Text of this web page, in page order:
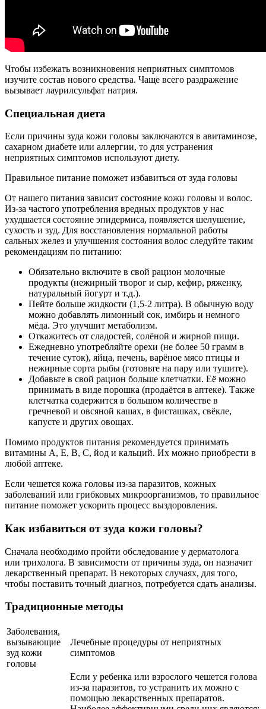
Чтобы избежать возникновения неприятных симптомов
изучите состав нового средства. Чаще всего раздражение
вызывает лаурилсульфат натрия.
Специальная диета
Если причины зуда кожи головы заключаются в авитаминозе,
сахарном диабете или аллергии, то для устранения
неприятных симптомов используют диету.
Правильное питание поможет избавиться от зуда головы
От нашего питания зависит состояние кожи головы и волос.
Из-за частого употребления вредных продуктов у нас
ухудшается состояние эпидермиса, появляется шелушение,
сухость и зуд. Для восстановления нормальной работы
сальных желез и улучшения состояния волос следуйте таким
рекомендациям по питанию:
Обязательно включите в свой рацион молочные
продукты (нежирный творог и сыр, кефир, ряженку,
натуральный йогурт и т.д.).
Пейте больше жидкости (1,5-2 литра). В обычную воду
можно добавлять лимонный сок, имбирь и немного
мёда. Это улучшит метаболизм.
Откажитесь от сладостей, солёной и жирной пищи.
Ежедневно употребляйте орехи (не более 50 грамм в
течение суток), яйца, печень, варёное мясо птицы и
нежирные сорта рыбы (готовьте на пару или тушите).
Добавьте в свой рацион больше клетчатки. Её можно
принимать в виде порошка (продаётся в аптеке). Также
клетчатка содержится в большом количестве в
гречневой и овсяной кашах, в фисташках, свёкле,
капусте и других овощах.
Помимо продуктов питания рекомендуется принимать
витамины A, E, B, C, йод и кальций. Их можно приобрести в
любой аптеке.
Если чешется кожа головы из-за паразитов, кожных
заболеваний или грибковых микроорганизмов, то правильное
питание поможет ускорить процесс выздоровления.
Как избавиться от зуда кожи головы?
Сначала необходимо пройти обследование у дерматолога
или трихолога. В зависимости от причины зуда, он назначит
лекарственный препарат. В некоторых случаях, для того,
чтобы поставить точный диагноз, потребуется сдать анализы.
Традиционные методы
Заболевания,
вызывающие
зуд кожи
головы
Лечебные процедуры от неприятных
симптомов
Если у ребенка или взрослого чешется голова
из-за паразитов, то устранить их можно с
помощью лекарственных препаратов.